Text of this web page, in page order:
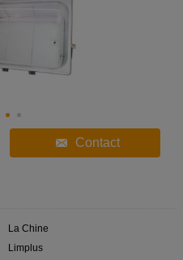
Contact
La Chine
Limplus